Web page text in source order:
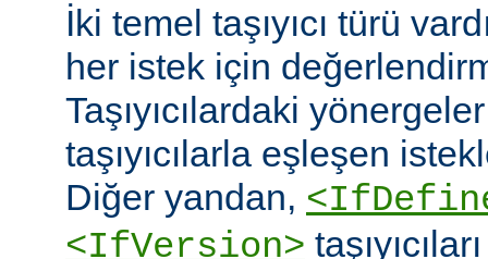
İki temel taşıyıcı türü
her istek için
Taşıyıcılardaki
taşıyıcılarla eşleşen
Diğer yandan,
<IfVersion>